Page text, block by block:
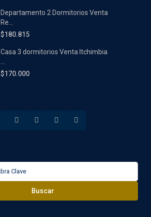
Departamento 2 Dormitorios Venta
Re...
$180.815
Casa 3 dormitorios Venta Itchimbia
$170.000
Buscar